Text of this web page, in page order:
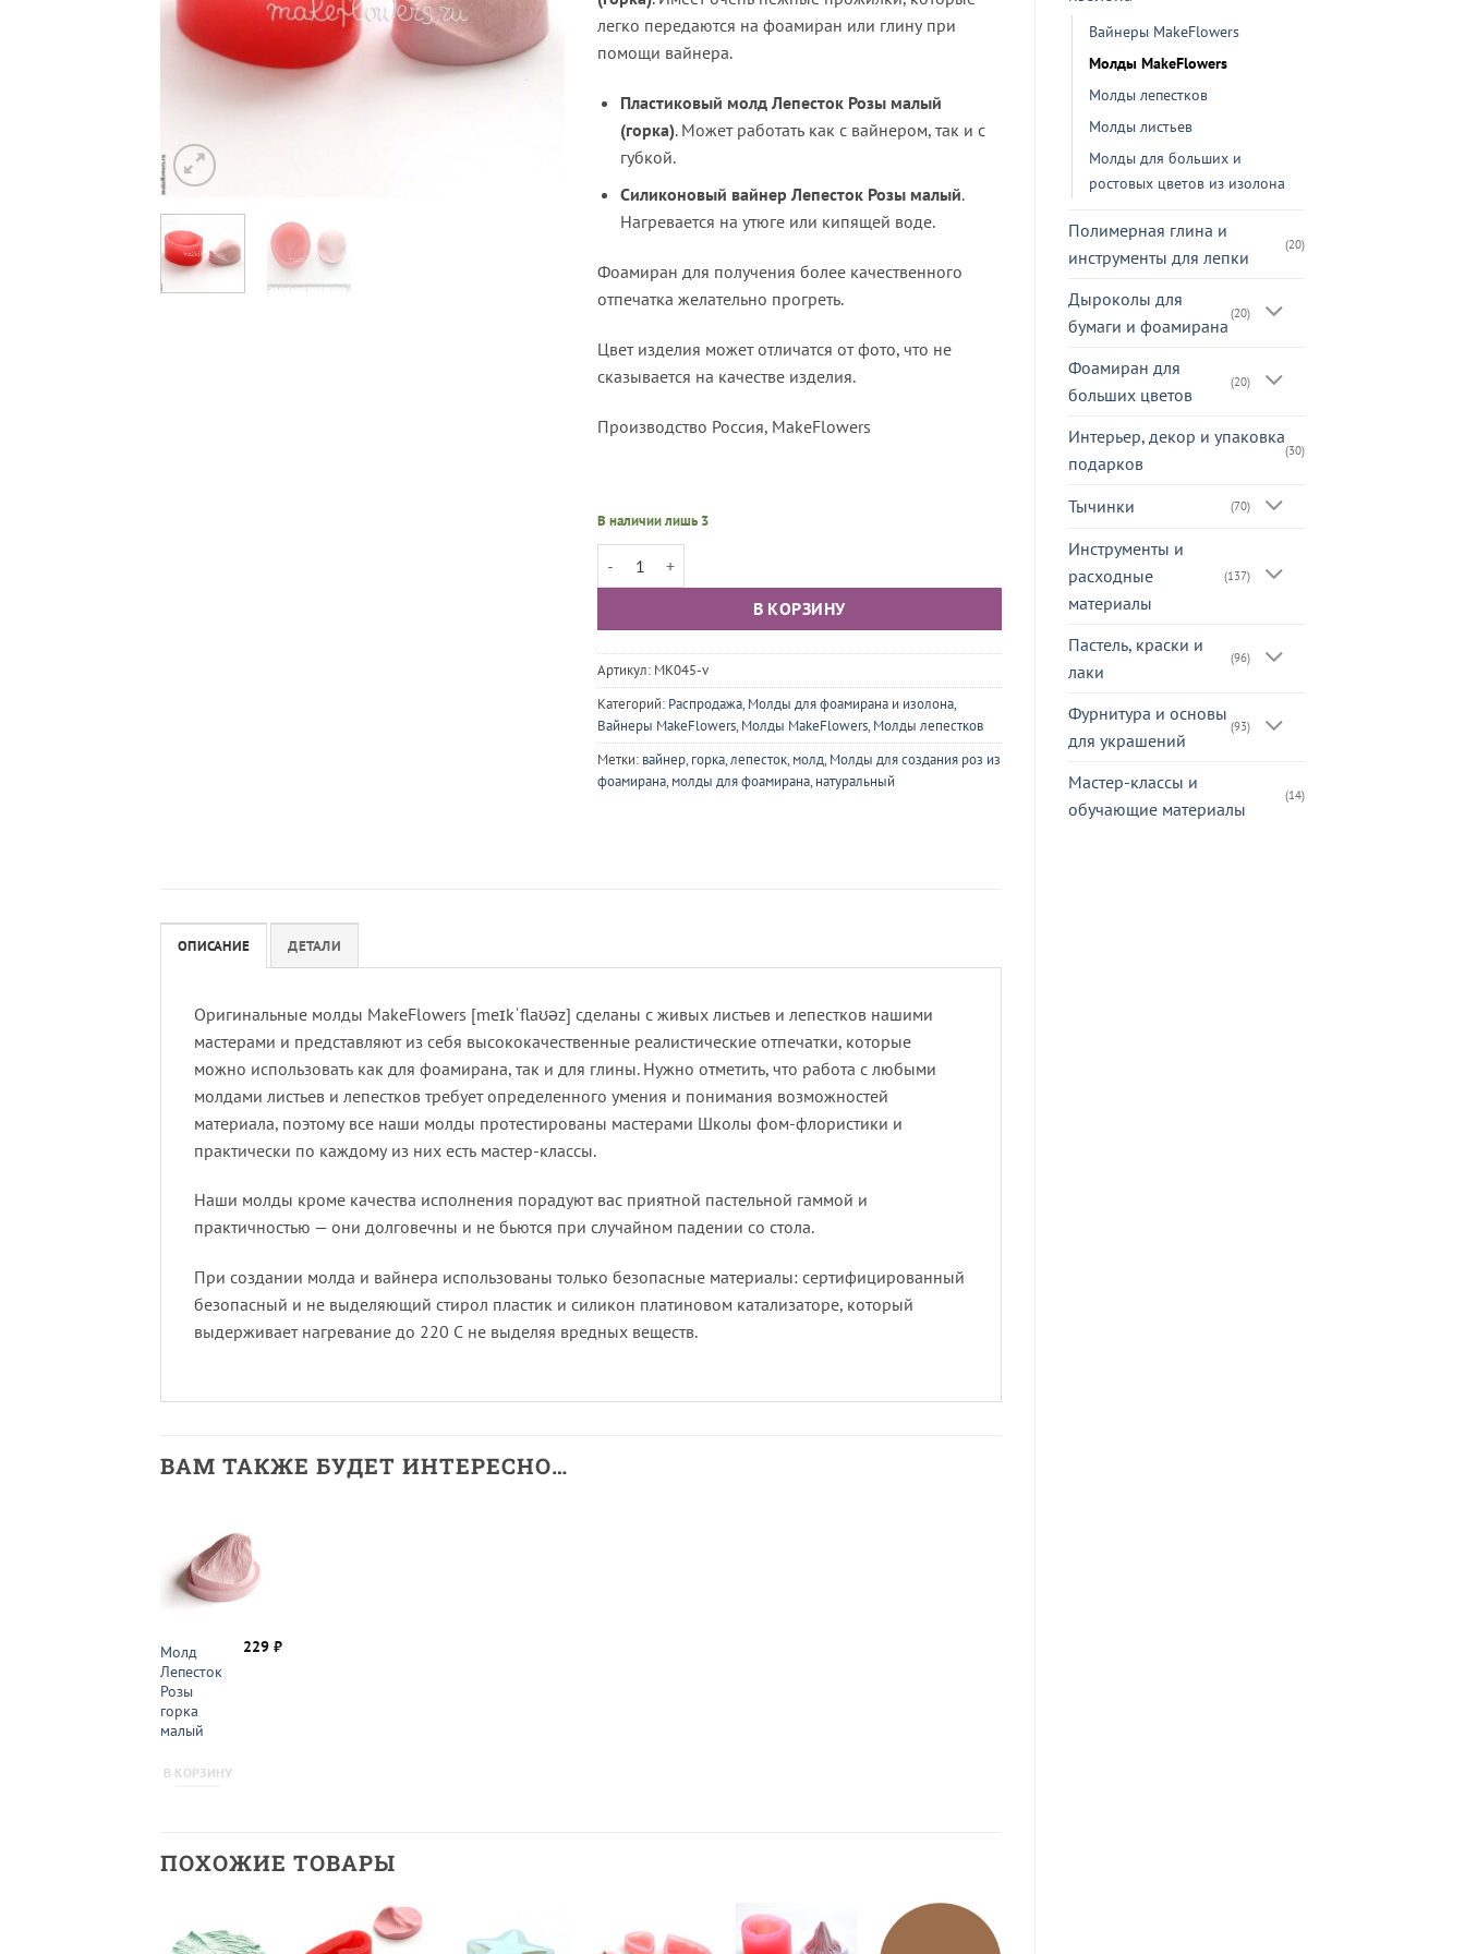
Вайнеры MakeFlowers
Молды MakeFlowers
Молды лепестков
Молды листьев
Молды для больших и
ростовых цветов из изолона
Полимерная глина и
инструменты для лепки
(20)
Дыроколы для
бумаги и фоамирана
(20)
Фоамиран для
больших цветов
(20)
Интерьер, декор и упаковка
подарков
(30)
Тычинки (70)
Инструменты и
расходные
материалы
(137)
Пастель, краски и
лаки
(96)
Фурнитура и основы
для украшений
(93)
Мастер-классы и
обучающие материалы
(14)
легко передаются на фоамиран или глину при
помощи вайнера.
Пластиковый молд Лепесток Розы малый
(горка). Может работать как с вайнером, так и с
губкой.
Силиконовый вайнер Лепесток Розы малый.
Нагревается на утюге или кипящей воде.
Фоамиран для получения более качественного
отпечатка желательно прогреть.
Цвет изделия может отличатся от фото, что не
сказывается на качестве изделия.
Производство Россия, MakeFlowers
В наличии лишь 3
Количество товара Вайнер и молд Роза горка маленькая, лепесток
В КОРЗИНУ
Артикул: MK045-v
Категорий: Распродажа, Молды для фоамирана и изолона,
Вайнеры MakeFlowers, Молды MakeFlowers, Молды лепестков
Метки: вайнер, горка,лепесток, молд, Молды для создания роз из
фоамирана, молды для фоамирана, натуральный
ОПИСАНИЕ ДЕТАЛИ
Оригинальные молды MakeFlowers [meɪkˈflaʊəz] сделаны с живых листьев и лепестков нашими
мастерами и представляют из себя высококачественные реалистические отпечатки, которые
можно использовать как для фоамирана, так и для глины. Нужно отметить, что работа с любыми
молдами листьев и лепестков требует определенного умения и понимания возможностей
материала, поэтому все наши молды протестированы мастерами Школы фом-флористики и
практически по каждому из них есть мастер-классы.
Наши молды кроме качества исполнения порадуют вас приятной пастельной гаммой и
практичностью — они долговечны и не бьются при случайном падении со стола.
При создании молда и вайнера использованы только безопасные материалы: сертифицированный
безопасный и не выделяющий стирол пластик и силикон платиновом катализаторе, который
выдерживает нагревание до 220 С не выделяя вредных веществ.
ВАМ ТАКЖЕ БУДЕТ ИНТЕРЕСНО…
Молд
Лепесток
Розы
горка
малый
229₽
В КОРЗИНУ
ПОХОЖИЕ ТОВАРЫ